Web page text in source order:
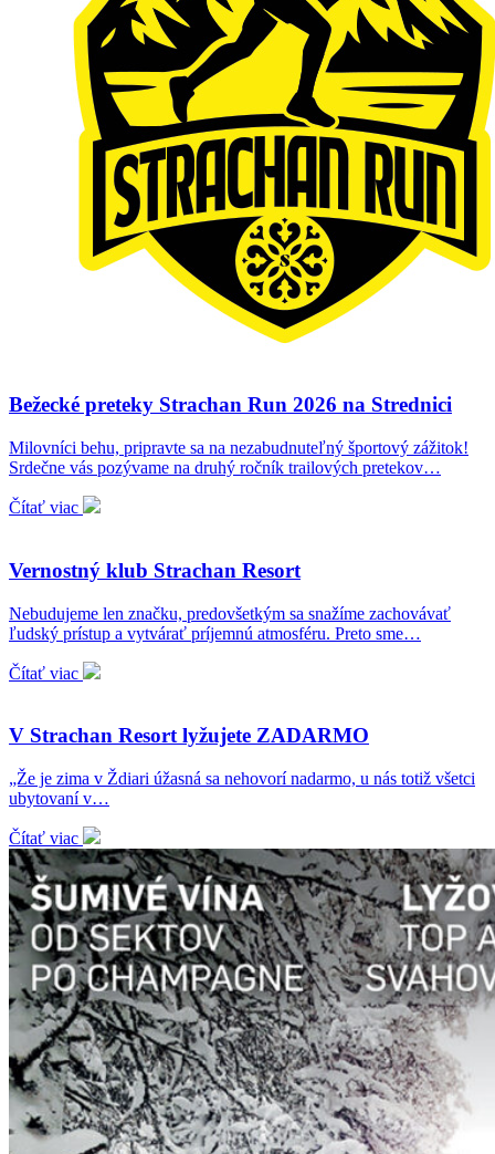
Bežecké preteky Strachan Run 2026 na Strednici
Milovníci behu, pripravte sa na nezabudnuteľný športový zážitok!
Srdečne vás pozývame na druhý ročník trailových pretekov…
Čítať viac
Vernostný klub Strachan Resort
Nebudujeme len značku, predovšetkým sa snažíme zachovávať
ľudský prístup a vytvárať príjemnú atmosféru. Preto sme…
Čítať viac
V Strachan Resort lyžujete ZADARMO
„Že je zima v Ždiari úžasná sa nehovorí nadarmo, u nás totiž všetci
ubytovaní v…
Čítať viac